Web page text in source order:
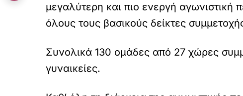
μεγαλύτερη και πιο ενεργή
όλους τους βασικούς δείκτες
Συνολικά 130 ομάδες από 27 χώρες
γυναικείες.